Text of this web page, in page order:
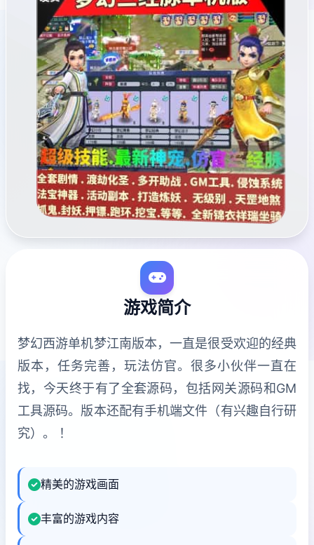
游戏简介
梦幻西游单机梦江南版本，一直是很受欢迎的经典
版本，任务完善，玩法仿官。很多小伙伴一直在
找，今天终于有了全套源码，包括网关源码和GM
工具源码。版本还配有手机端文件（有兴趣自行研
究）。 ！
精美的游戏画面
丰富的游戏内容